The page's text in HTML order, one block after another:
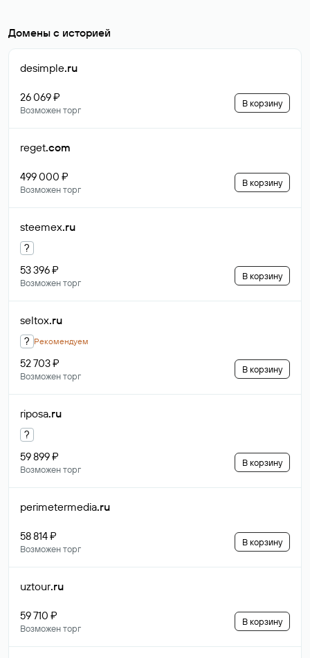
Домены с историей
desimple.ru
26 069 ₽
Возможен торг
В корзину
reget.com
499 000 ₽
Возможен торг
В корзину
steemex.ru
?
53 396 ₽
Возможен торг
В корзину
seltox.ru
? Рекомендуем
52 703 ₽
Возможен торг
В корзину
riposa.ru
?
59 899 ₽
Возможен торг
В корзину
perimetermedia.ru
58 814 ₽
Возможен торг
В корзину
uztour.ru
59 710 ₽
Возможен торг
В корзину